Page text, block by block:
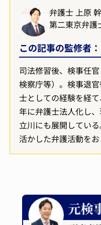
弁護士 上原
第二東京弁護
この記事の監修者
司法修習後、検事任
検察庁等）。検事退
士としての経験を経
年に弁護士法人化し
立川にも展開してい
活かした弁護活動をお